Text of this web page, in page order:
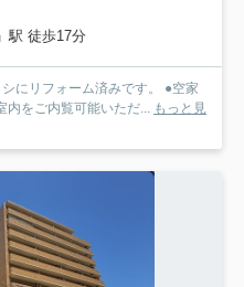
駅 徒歩17分
にリフォーム済みです。 ●空家
をご内覧可能いただ...
もっと見